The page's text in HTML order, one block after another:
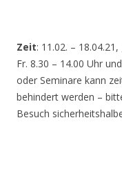
Zeit: 11.02. –
Fr. 8.30 – 14.00 Uhr
oder Seminare kann
behindert werden –
Besuch